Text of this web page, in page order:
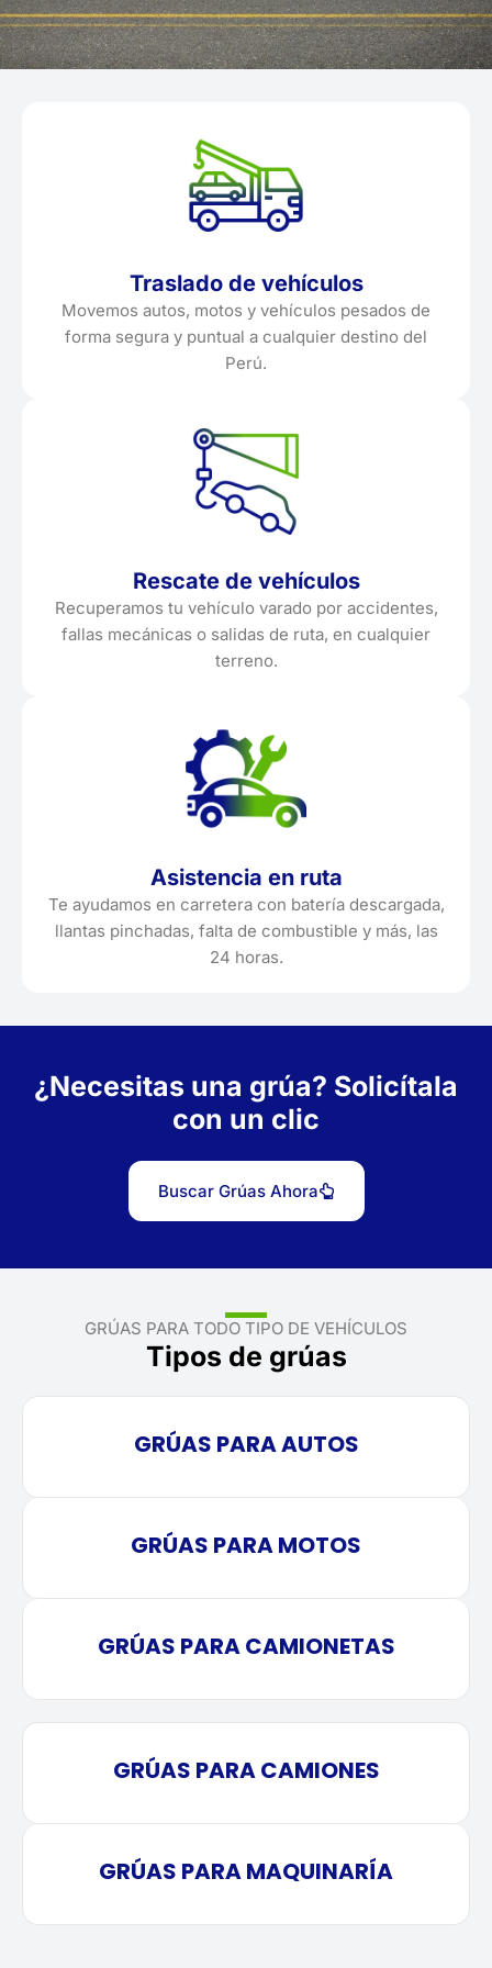
Traslado de vehículos
Movemos autos, motos y vehículos pesados de
forma segura y puntual a cualquier destino del
Perú.
Rescate de vehículos
Recuperamos tu vehículo varado por accidentes,
fallas mecánicas o salidas de ruta, en cualquier
terreno.
Asistencia en ruta
Te ayudamos en carretera con batería descargada,
llantas pinchadas, falta de combustible y más, las
24 horas.
¿Necesitas una grúa? Solicítala
con un clic
Buscar Grúas Ahora
GRÚAS PARA TODO TIPO DE VEHÍCULOS
Tipos de grúas
GRÚAS PARA AUTOS
GRÚAS PARA MOTOS
GRÚAS PARA CAMIONETAS
GRÚAS PARA CAMIONES
GRÚAS PARA MAQUINARÍA